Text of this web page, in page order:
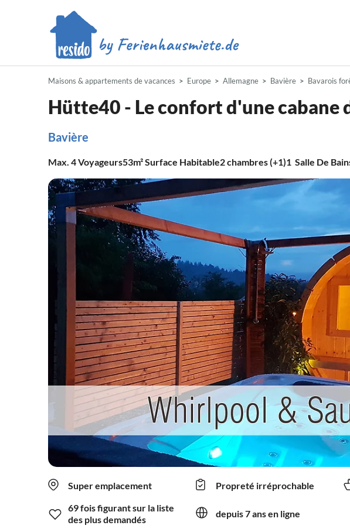
Maisons & appartements de vacances Europe Allemagne Bavière Bavarois
Hütte40 - Le confort d'une cabane
Bavière
Max. 4Voyageurs53m²Surface Habitable2chambres (+1)1 Salle De
Super emplacement Propreté irréprochable
69 fois figurant sur la liste
des plus demandés
depuis 7 ans en ligne